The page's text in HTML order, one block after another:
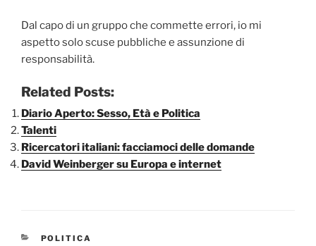
Dal capo di un gruppo che commette errori, io mi
aspetto solo scuse pubbliche e assunzione di
responsabilità.
Related Posts:
Diario Aperto: Sesso, Età e Politica
Talenti
Ricercatori italiani: facciamoci delle domande
David Weinberger su Europa e internet
CATEGORIE
POLITICA